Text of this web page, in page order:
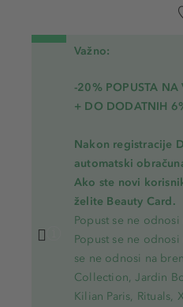
Važno:
-20% POPUSTA
+ DO DODATNIH
Nakon registracije
automatski
Ako ste novi
želite Beauty Card.
Popust se ne
Popust se ne
se ne odnosi na
Collection, Jardin
Kilian Paris, Rituals,